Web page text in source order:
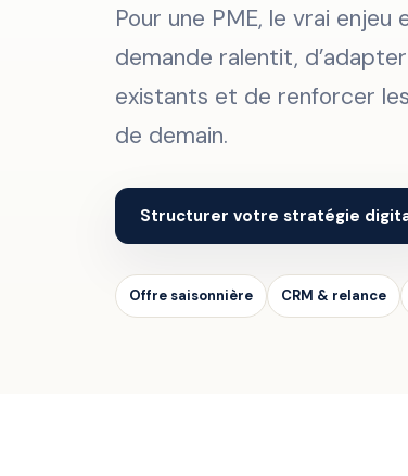
Pour une PME, le vrai
demande ralentit,
existants et de renforcer
de demain.
Structurer votre stratégie
Offre saisonnière CRM & relance